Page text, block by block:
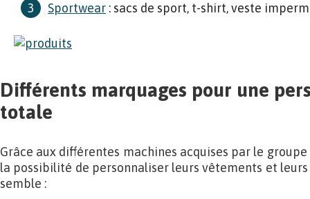
Sportwear : sacs de sport, t-shirt, veste
Différents marquages pour une
totale
Grâce aux différentes machines acquises par le
la possibilité de personnaliser leurs vêtements et
semble :